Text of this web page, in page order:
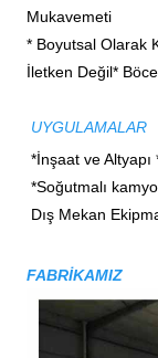
Mukavemeti
* Boyutsal Olarak
İletken Değil*
UYGULAMALAR
*İnşaat ve
*Soğutmalı
Dış Mekan
FABRİKAMIZ